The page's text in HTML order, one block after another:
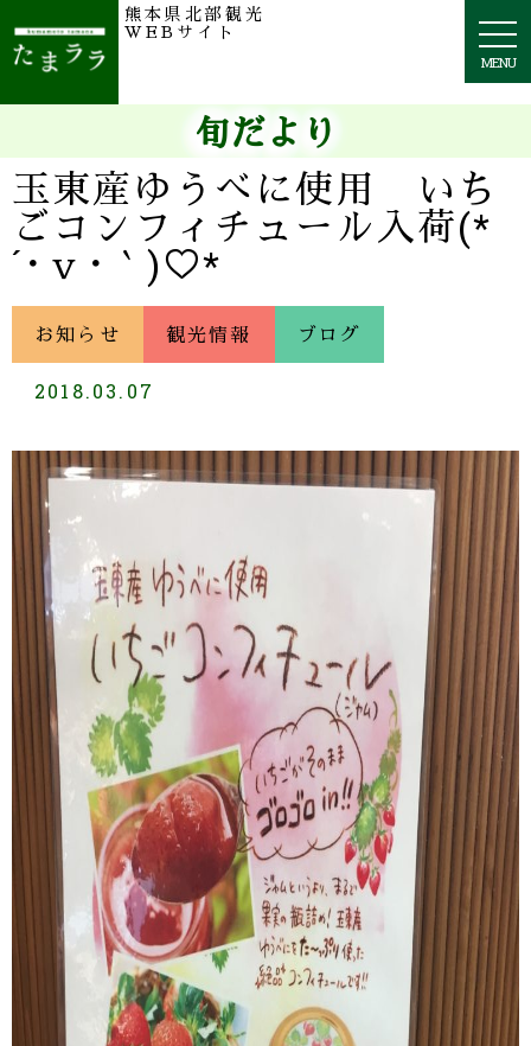
MENU
熊本県北部観光
WEBサイト
旬だより
玉東産ゆうべに使用 いち
ごコンフィチュール入荷(*
´･ｖ･｀)♡*
お知らせ 観光情報 ブログ
2018.03.07